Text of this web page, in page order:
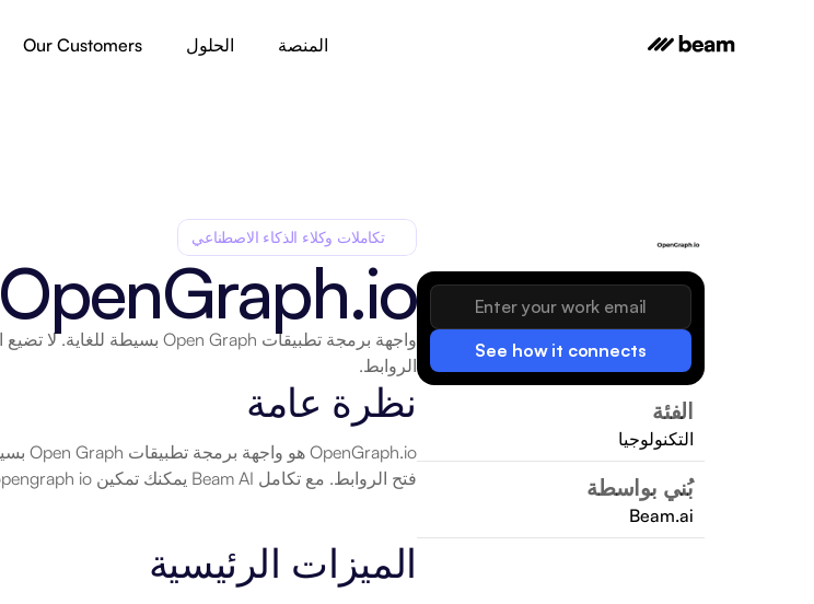
See how it connects
الفئة
التكنولوجيا
بُني بواسطة
Beam.ai
تكاملات وكلاء الذكاء الاصطناعي
OpenGraph.io
الروابط.
نظرة عامة
فتح الروابط. مع تكامل Beam AI يمكنك تمكين opengraph io لتبسيط العمليات وتحسين الإنتاجية.
الميزات الرئيسية
المنصة الحلول Our Customers